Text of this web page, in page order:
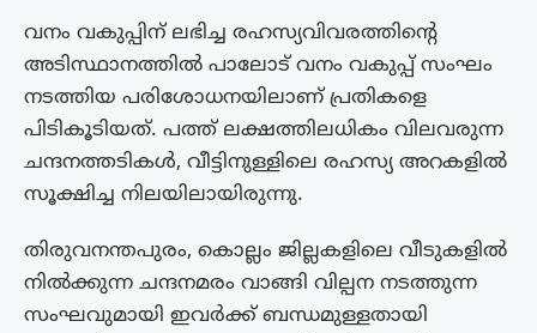
വനം വകുപ്പിന് ലഭിച്ച രഹസ്യവിവരത്തിന്റെ
അടിസ്ഥാനത്തിൽ പാലോട് വനം വകുപ്പ് സംഘം
നടത്തിയ പരിശോധനയിലാണ് പ്രതികളെ
പിടികൂടിയത്. പത്ത് ലക്ഷത്തിലധികം വിലവരുന്ന
ചന്ദനത്തടികൾ, വീട്ടിനുള്ളിലെ രഹസ്യ അറകളിൽ
സൂക്ഷിച്ച നിലയിലായിരുന്നു.
തിരുവനന്തപുരം, കൊല്ലം ജില്ലകളിലെ വീടുകളിൽ
നിൽക്കുന്ന ചന്ദനമരം വാങ്ങി വില്പന നടത്തുന്ന
സംഘവുമായി ഇവർക്ക് ബന്ധമുള്ളതായി